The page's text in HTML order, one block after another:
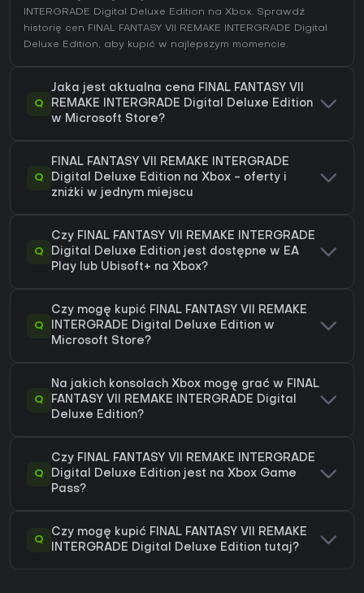
INTERGRADE Digital Deluxe Edition na Xbox. Sprawdź
historię cen FINAL FANTASY VII REMAKE INTERGRADE Digital
Deluxe Edition, aby kupić w najlepszym momencie.
Q
Jaka jest aktualna cena FINAL FANTASY VII
REMAKE INTERGRADE Digital Deluxe Edition
w Microsoft Store?
Q
FINAL FANTASY VII REMAKE INTERGRADE
Digital Deluxe Edition na Xbox - oferty i
zniżki w jednym miejscu
Q
Czy FINAL FANTASY VII REMAKE INTERGRADE
Digital Deluxe Edition jest dostępne w EA
Play lub Ubisoft+ na Xbox?
Q
Czy mogę kupić FINAL FANTASY VII REMAKE
INTERGRADE Digital Deluxe Edition w
Microsoft Store?
Q
Na jakich konsolach Xbox mogę grać w FINAL
FANTASY VII REMAKE INTERGRADE Digital
Deluxe Edition?
Q
Czy FINAL FANTASY VII REMAKE INTERGRADE
Digital Deluxe Edition jest na Xbox Game
Pass?
Q
Czy mogę kupić FINAL FANTASY VII REMAKE
INTERGRADE Digital Deluxe Edition tutaj?